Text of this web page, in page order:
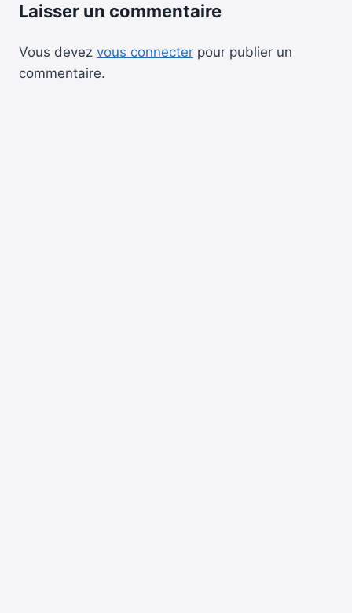
Laisser un commentaire
Vous devez vous connecter pour publier un
commentaire.